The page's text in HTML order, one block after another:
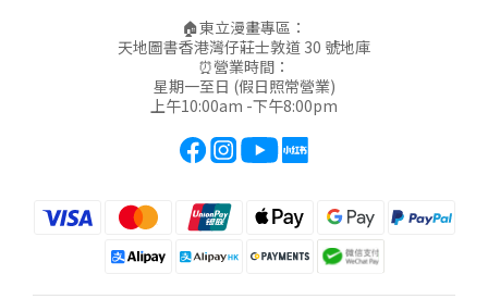
🏠東立漫畫專區：
天地圖書香港灣仔莊士敦道 30 號地庫
⏰營業時間：
星期一至日 (假日照常營業)
上午10:00am -下午8:00pm